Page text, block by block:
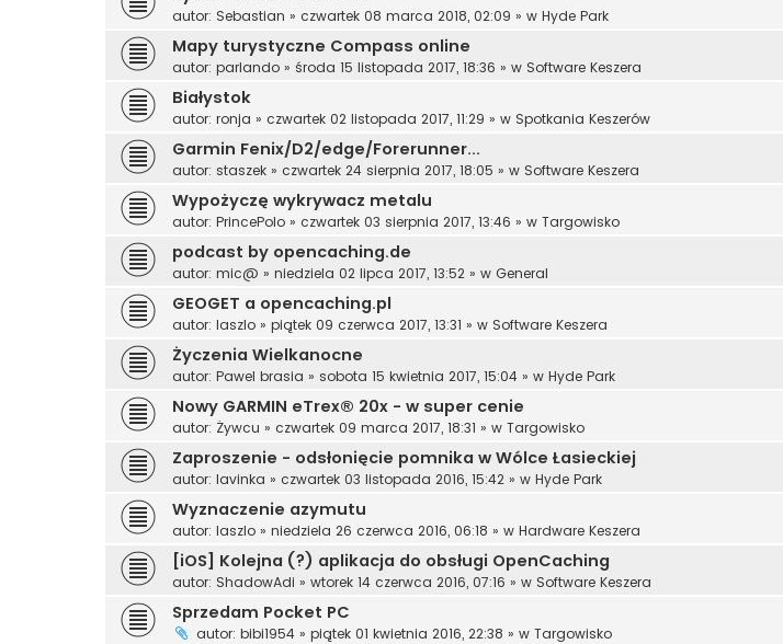
autor: Sebastian » czwartek 08 marca 2018, 02:09 » w Hyde Park
Mapy turystyczne Compass online
autor: parlando » środa 15 listopada 2017, 18:36 » w Software Keszera
Białystok
autor: ronja » czwartek 02 listopada 2017, 11:29 » w Spotkania Keszerów
Garmin Fenix/D2/edge/Forerunner...
autor: staszek » czwartek 24 sierpnia 2017, 18:05 » w Software Keszera
Wypożyczę wykrywacz metalu
autor: PrincePolo » czwartek 03 sierpnia 2017, 13:46 » w Targowisko
podcast by opencaching.de
autor: mic@ » niedziela 02 lipca 2017, 13:52 » w General
GEOGET a opencaching.pl
autor: laszlo » piątek 09 czerwca 2017, 13:31 » w Software Keszera
Życzenia Wielkanocne
autor: Pawel brasia » sobota 15 kwietnia 2017, 15:04 » w Hyde Park
Nowy GARMIN eTrex® 20x - w super cenie
autor: Żywcu » czwartek 09 marca 2017, 18:31 » w Targowisko
Zaproszenie - odsłonięcie pomnika w Wólce Łasieckiej
autor: lavinka » czwartek 03 listopada 2016, 15:42 » w Hyde Park
Wyznaczenie azymutu
autor: laszlo » niedziela 26 czerwca 2016, 06:18 » w Hardware Keszera
[iOS] Kolejna (?) aplikacja do obsługi OpenCaching
autor: ShadowAdi » wtorek 14 czerwca 2016, 07:16 » w Software Keszera
Sprzedam Pocket PC
autor: bibi1954 » piątek 01 kwietnia 2016, 22:38 » w Targowisko